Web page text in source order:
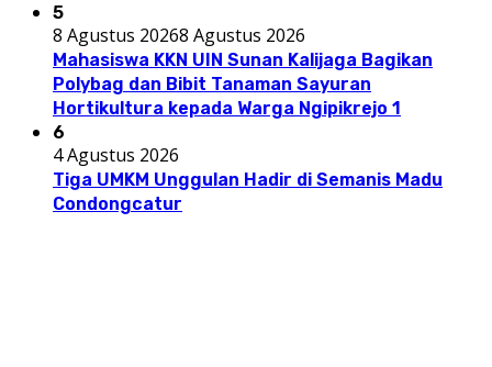
5
8 Agustus 20268 Agustus 2026
Mahasiswa KKN UIN Sunan Kalijaga Bagikan
Polybag dan Bibit Tanaman Sayuran
Hortikultura kepada Warga Ngipikrejo 1
6
4 Agustus 2026
Tiga UMKM Unggulan Hadir di Semanis Madu
Condongcatur